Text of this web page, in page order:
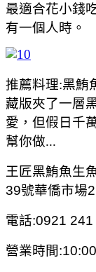
最適合花小錢
有一個人時。
推薦料理:黑鮪
藏版夾了一層
愛，但假日千
幫你做...
王匠黑鮪魚生
39號華僑市場
電話:0921 241
營業時間